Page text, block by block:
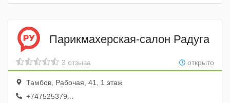
Парикмахерская-салон Радуга
открыто
3 отзыва
Тамбов, Рабочая, 41, 1 этаж
+747525379...